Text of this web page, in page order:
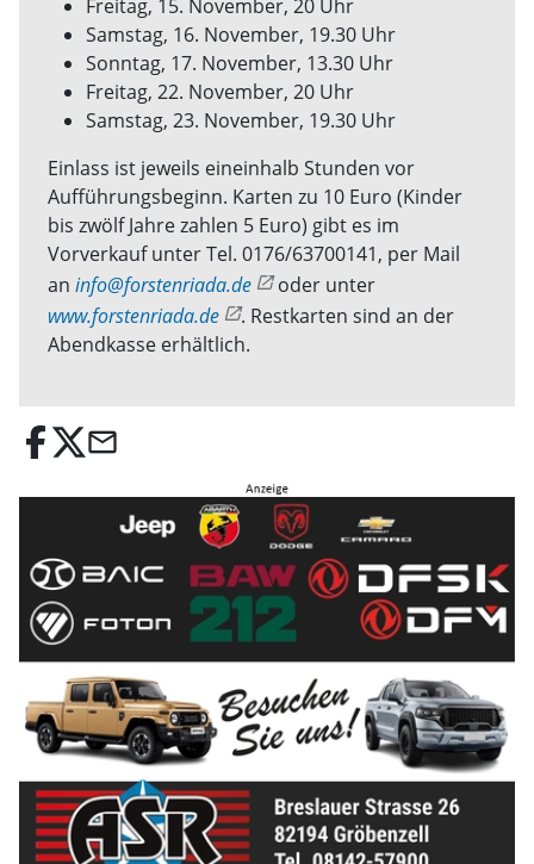
Freitag, 15. November, 20 Uhr
Samstag, 16. November, 19.30 Uhr
Sonntag, 17. November, 13.30 Uhr
Freitag, 22. November, 20 Uhr
Samstag, 23. November, 19.30 Uhr
Einlass ist jeweils eineinhalb Stunden vor
Aufführungsbeginn. Karten zu 10 Euro (Kinder
bis zwölf Jahre zahlen 5 Euro) gibt es im
Vorverkauf unter Tel. 0176/63700141, per Mail
an info@forstenriada.de
oder unter
www.forstenriada.de
. Restkarten sind an der
Abendkasse erhältlich.
email